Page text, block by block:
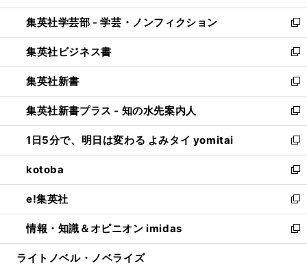
開
く
ウ
で
開
く
ン
ド
ウ
で
開
く
ウ
ィ
ン
ド
ウ
で
開
く
集英社学芸部 - 学芸・ノンフィクション
新
し
い
ウ
ィ
ン
ド
ウ
で
開
く
集英社ビジネス書
新
し
い
ウ
ィ
ン
ド
ウ
で
開
く
集英社新書
新
し
い
ウ
ィ
ン
ド
ウ
で
開
く
集英社新書プラス - 知の水先案内人
新
し
い
ウ
ィ
ン
ド
ウ
で
開
1日5分で、明日は変わる よみタイ yomitai
新
し
い
ウ
ィ
ン
ド
ウ
kotoba
新
し
い
ウ
ィ
ン
e!集英社
新
し
い
ウ
情報・知識＆オピニオン imidas
新
し
ライトノベル・ノベライズ